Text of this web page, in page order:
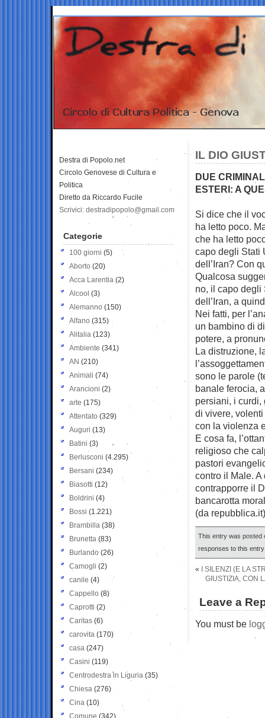
IL DIO
DUE
ESTERI: A
Si dice che il
ha letto poco.
che ha letto
capo degli Stati
dell’Iran? Con
Qualcosa
no, il capo degli
dell’Iran, a
Nei fatti, per
un bambino di
potere, a
La distruzione,
sono le parole
banale ferocia,
persiani, i curdi,
di vivere,
con la violenza
E cosa fa,
religioso che
pastori
contro il Male. A
contrapporre il
bancarotta
(da repubblica.it)
This entry was posted
responses to this
«
I SILENZI (E LA
GIUSTIZIA, CON
Leave a
You must be
Destra di Popolo.net
Circolo Genovese di Cultura e
Politica
Diretto da Riccardo Fucile
Scrivici: destradipopolo@gmail.com
Categorie
100 giorni (5)
Aborto (20)
Acca Larentia (2)
Alcool (3)
Alemanno (150)
Alfano (315)
Alitalia (123)
Ambiente (341)
AN (210)
Animali (74)
Arancioni (2)
arte (175)
Attentato (329)
Auguri (13)
Batini (3)
Berlusconi (4.295)
Bersani (234)
Biasotti (12)
Boldrini (4)
Bossi (1.221)
Brambilla (38)
Brunetta (83)
Burlando (26)
Camogli (2)
canile (4)
Cappello (8)
Caprotti (2)
Caritas (6)
carovita (170)
casa (247)
Casini (119)
Centrodestra in Liguria (35)
Chiesa (276)
Cina (10)
Comune (342)